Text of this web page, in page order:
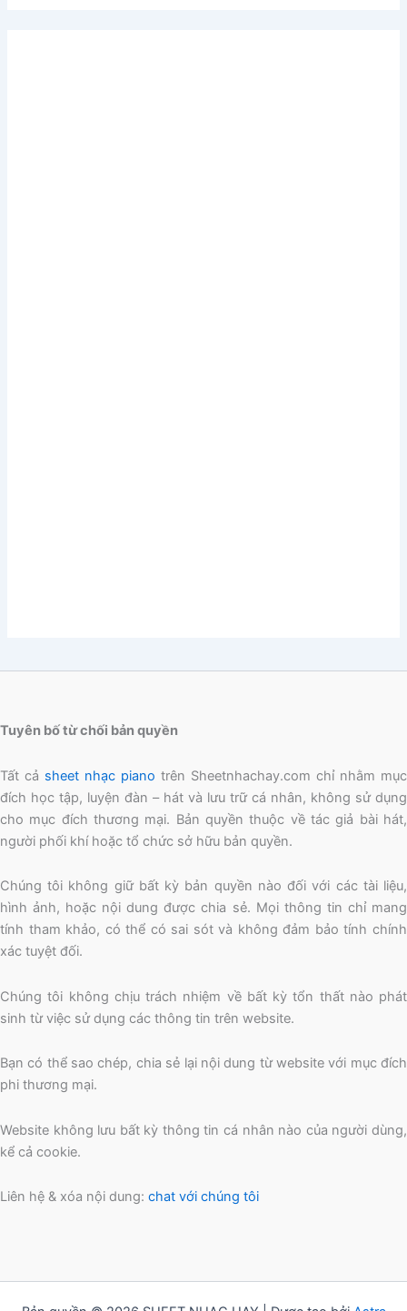
Tuyên bố từ chối bản quyền
Tất cả sheet nhạc piano trên Sheetnhachay.com chỉ nhằm mục
đích học tập, luyện đàn – hát và lưu trữ cá nhân, không sử dụng
cho mục đích thương mại. Bản quyền thuộc về tác giả bài hát,
người phối khí hoặc tổ chức sở hữu bản quyền.
Chúng tôi không giữ bất kỳ bản quyền nào đối với các tài liệu,
hình ảnh, hoặc nội dung được chia sẻ. Mọi thông tin chỉ mang
tính tham khảo, có thể có sai sót và không đảm bảo tính chính
xác tuyệt đối.
Chúng tôi không chịu trách nhiệm về bất kỳ tổn thất nào phát
sinh từ việc sử dụng các thông tin trên website.
Bạn có thể sao chép, chia sẻ lại nội dung từ website với mục đích
phi thương mại.
Website không lưu bất kỳ thông tin cá nhân nào của người dùng,
kể cả cookie.
Liên hệ & xóa nội dung: chat với chúng tôi